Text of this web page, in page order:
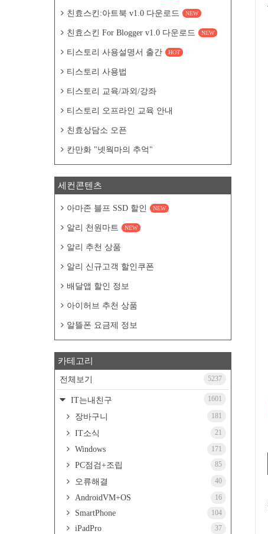
친효스킨:아트북 v1.0 다운로드 NEW
친효스킨 For Blogger v1.0 다운로드 NEW
티스토리 사용설명서 출간 HOT
티스토리 사용법
티스토리 교육/과외/강좌
티스토리 오프라인 교육 안내
친효상담소 오픈
칸만화 "넷웍마의 추억"
세컨콘텐츠
아마존 블프 SSD 할인 NEW
알리 천원마트 NEW
알리 추천 상품
알리 신규고객 할인쿠폰
배달앱 할인 정보
아이허브 추천 상품
알뜰폰 요금제 정보
카테고리
전체보기 5237
IT는내친구 1601
장바구니 181
IT소식 21
Windows 171
PC점검+조립 85
오류해결 40
AndroidVM+OS 16
SmartPhone 104
iPadPro 37